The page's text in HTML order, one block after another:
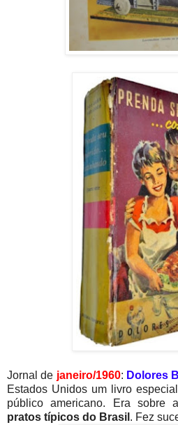
Jornal de janeiro/1960: Dolores
Estados Unidos um livro
público americano. Era sobre
pratos típicos do Brasil . Fez